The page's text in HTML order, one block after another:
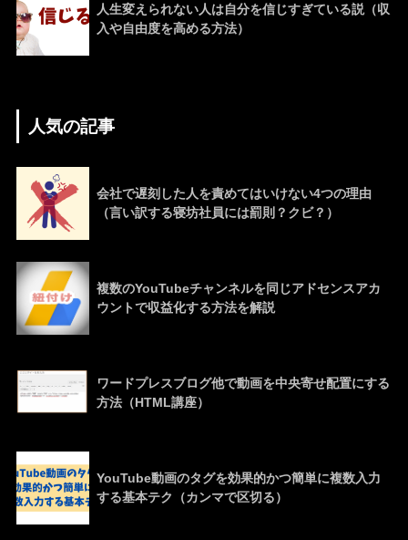
人生変えられない人は自分を信じすぎている説（収
入や自由度を高める方法）
人気の記事
会社で遅刻した人を責めてはいけない4つの理由
（言い訳する寝坊社員には罰則？クビ？）
複数のYouTubeチャンネルを同じアドセンスアカ
ウントで収益化する方法を解説
ワードプレスブログ他で動画を中央寄せ配置にする
方法（HTML講座）
YouTube動画のタグを効果的かつ簡単に複数入力
する基本テク（カンマで区切る）